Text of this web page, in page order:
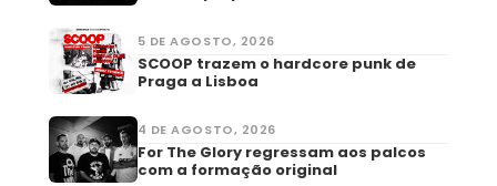
5 DE AGOSTO, 2026
SCOOP trazem o hardcore punk de
Praga a Lisboa
4 DE AGOSTO, 2026
For The Glory regressam aos palcos
com a formação original